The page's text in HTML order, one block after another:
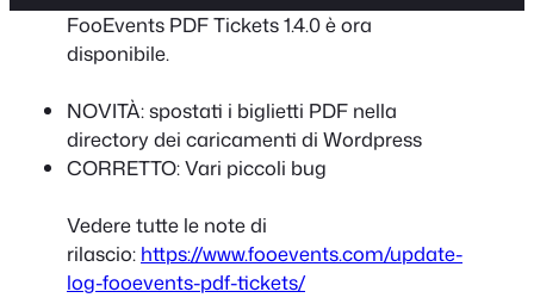
FooEvents PDF Tickets 1.4.0 è ora
disponibile.
NOVITÀ: spostati i biglietti PDF nella
directory dei caricamenti di Wordpress
CORRETTO: Vari piccoli bug
Vedere tutte le note di
rilascio: https://www.fooevents.com/update-
log-fooevents-pdf-tickets/